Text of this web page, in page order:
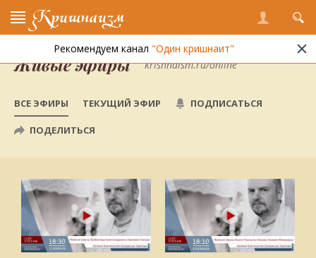
Кришнаизм
Рекомендуем канал "Один кришнаит"
Живые эфиры krishnaism.ru/online
ВСЕ ЭФИРЫ ТЕКУЩИЙ ЭФИР ПОДПИСАТЬСЯ
ПОДЕЛИТЬСЯ